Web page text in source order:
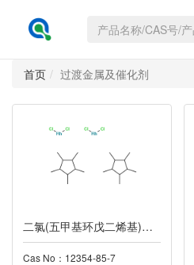
首页 过渡金属及催化剂
二氯(五甲基环戊二烯基)合铑(III)二聚体
Cas No：12354-85-7